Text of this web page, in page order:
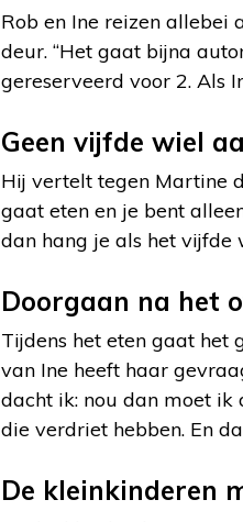
Rob en Ine reizen allebei
deur. “Het gaat bijna
gereserveerd voor 2. Als
Geen vijfde wiel
Hij vertelt tegen Martine
gaat eten en je bent
dan hang je als het vijfde
Doorgaan na het
Tijdens het eten gaat het
van Ine heeft haar
dacht ik: nou dan moet ik
die verdriet hebben. En
De kleinkinderen